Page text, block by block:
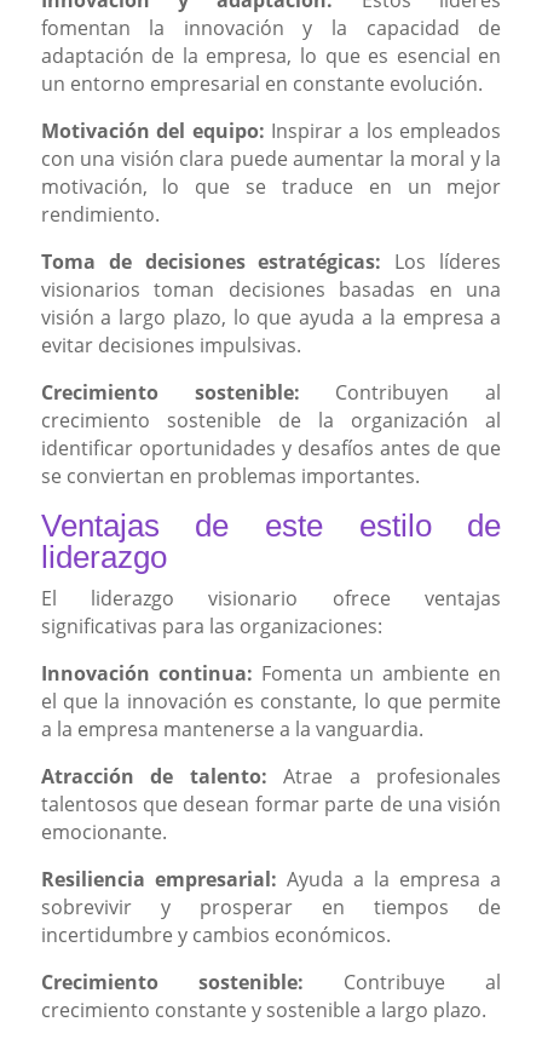
fomentan la innovación y la capacidad de
adaptación de la empresa, lo que es esencial en
un entorno empresarial en constante evolución.
Motivación del equipo: Inspirar a los empleados
con una visión clara puede aumentar la moral y la
motivación, lo que se traduce en un mejor
rendimiento.
Toma de decisiones estratégicas: Los líderes
visionarios toman decisiones basadas en una
visión a largo plazo, lo que ayuda a la empresa a
evitar decisiones impulsivas.
Crecimiento sostenible: Contribuyen al
crecimiento sostenible de la organización al
identificar oportunidades y desafíos antes de que
se conviertan en problemas importantes.
Ventajas de este estilo de
liderazgo
El liderazgo visionario ofrece ventajas
significativas para las organizaciones:
Innovación continua: Fomenta un ambiente en
el que la innovación es constante, lo que permite
a la empresa mantenerse a la vanguardia.
Atracción de talento: Atrae a profesionales
talentosos que desean formar parte de una visión
emocionante.
Resiliencia empresarial: Ayuda a la empresa a
sobrevivir y prosperar en tiempos de
incertidumbre y cambios económicos.
Crecimiento sostenible: Contribuye al
crecimiento constante y sostenible a largo plazo.